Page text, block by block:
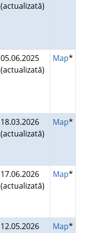
(actualizată)
05.06.2025
(actualizată)
Map*
18.03.2026
(actualizată)
Map*
17.06.2026
(actualizată)
Map*
12.05.2026
Map*